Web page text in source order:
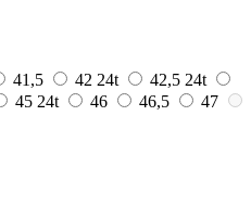
41,5 42 24t 42,5 24t
45 24t 46 46,5
47